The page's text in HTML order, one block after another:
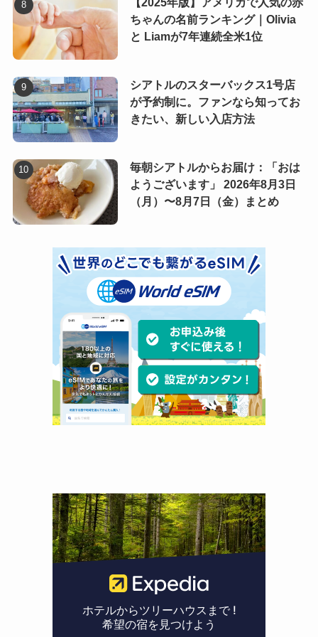
【2025年版】アメリカで人気の赤
ちゃんの名前ランキング｜Olivia
と Liamが7年連続全米1位
シアトルのスターバックス1号店
が予約制に。ファンなら知ってお
きたい、新しい入店方法
毎朝シアトルからお届け：「おは
ようございます」 2026年8月3日
（月）〜8月7日（金）まとめ